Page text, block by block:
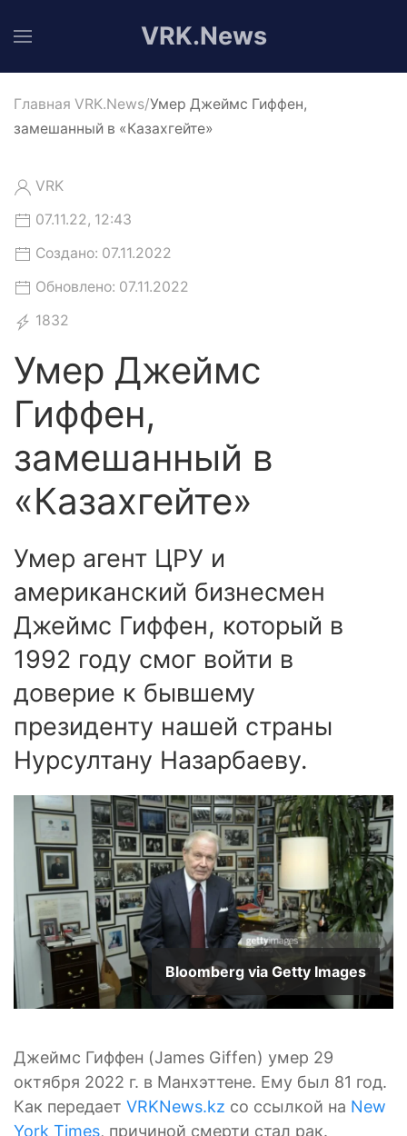
VRK.News
Главная VRK.News Умер Джеймс Гиффен,
замешанный в «Казахгейте»
VRK
07.11.22, 12:43
Создано: 07.11.2022
Обновлено: 07.11.2022
1832
Умер Джеймс
Гиффен,
замешанный в
«Казахгейте»
Умер агент ЦРУ и
американский бизнесмен
Джеймс Гиффен, который в
1992 году смог войти в
доверие к бывшему
президенту нашей страны
Нурсултану Назарбаеву.
Bloomberg via Getty Images
Джеймс Гиффен (James Giffen) умер 29
октября 2022 г. в Манхэттене. Ему был 81 год.
Как передает VRKNews.kz со ссылкой на New
York Times, причиной смерти стал рак.